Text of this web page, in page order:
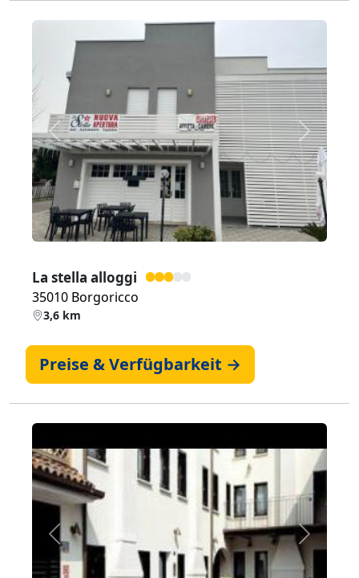
Zurück Weiter
La stella alloggi
35010 Borgoricco
3,6 km
Preise & Verfügbarkeit →
Zurück Weiter